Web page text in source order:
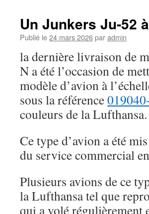
Un Junkers Ju-52
Publié le24 mars 2026paradmin
la dernière livraison de
N a été l’occasion de
modèle d’avion à
sous la référence
couleurs de la Lufthansa.
Ce type d’avion a été
du service commercial
Plusieurs avions de ce
la Lufthansa tel que
qui a volé régulièrement